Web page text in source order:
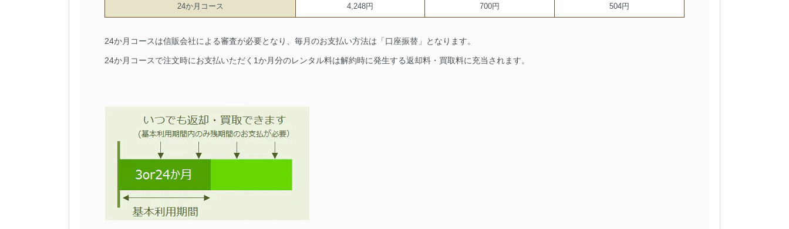
24か月コース 4,248円 700円 504円
24か月コースは信販会社による審査が必要となり、毎月のお支払い方法は「口座振替」となります。
24か月コースで注文時にお支払いただく1か月分のレンタル料は解約時に発生する返却料・買取料に充当されます。